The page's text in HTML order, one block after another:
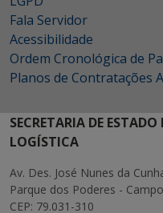
LGPD
Fala Servidor
Acessibilidade
Ordem Cronológica de
Planos de Contratações
SECRETARIA DE
LOGÍSTICA
Av. Des. José Nunes da
Parque dos Poderes -